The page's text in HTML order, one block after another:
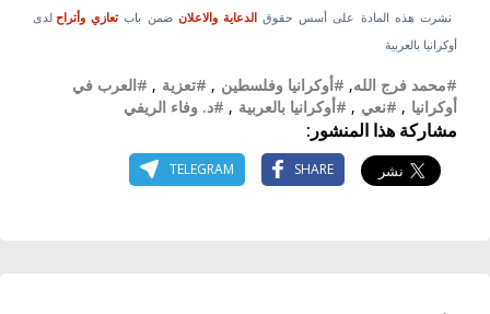
نشرت هذه المادة على أسس حقوقالدعاية والاعلان ضمن بابتعازي وأتراح لدى
أوكرانيا بالعربية
#محمد فرج الله, #أوكرانيا وفلسطين , #تعزية , #العرب في
أوكرانيا , #نعي , #أوكرانيا بالعربية , #د. وفاء الريفي
مشاركة هذا المنشور:
SHARE
TELEGRAM